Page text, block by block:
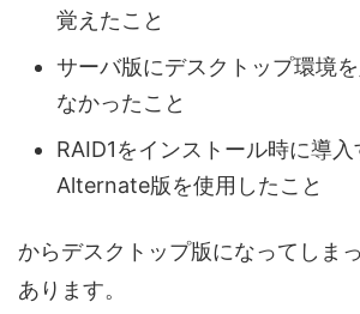
覚えたこと
サーバ版にデスクトップ環境
なかったこと
RAID1をインストール時に導
Alternate版を使用したこと
からデスクトップ版になってしま
あります。